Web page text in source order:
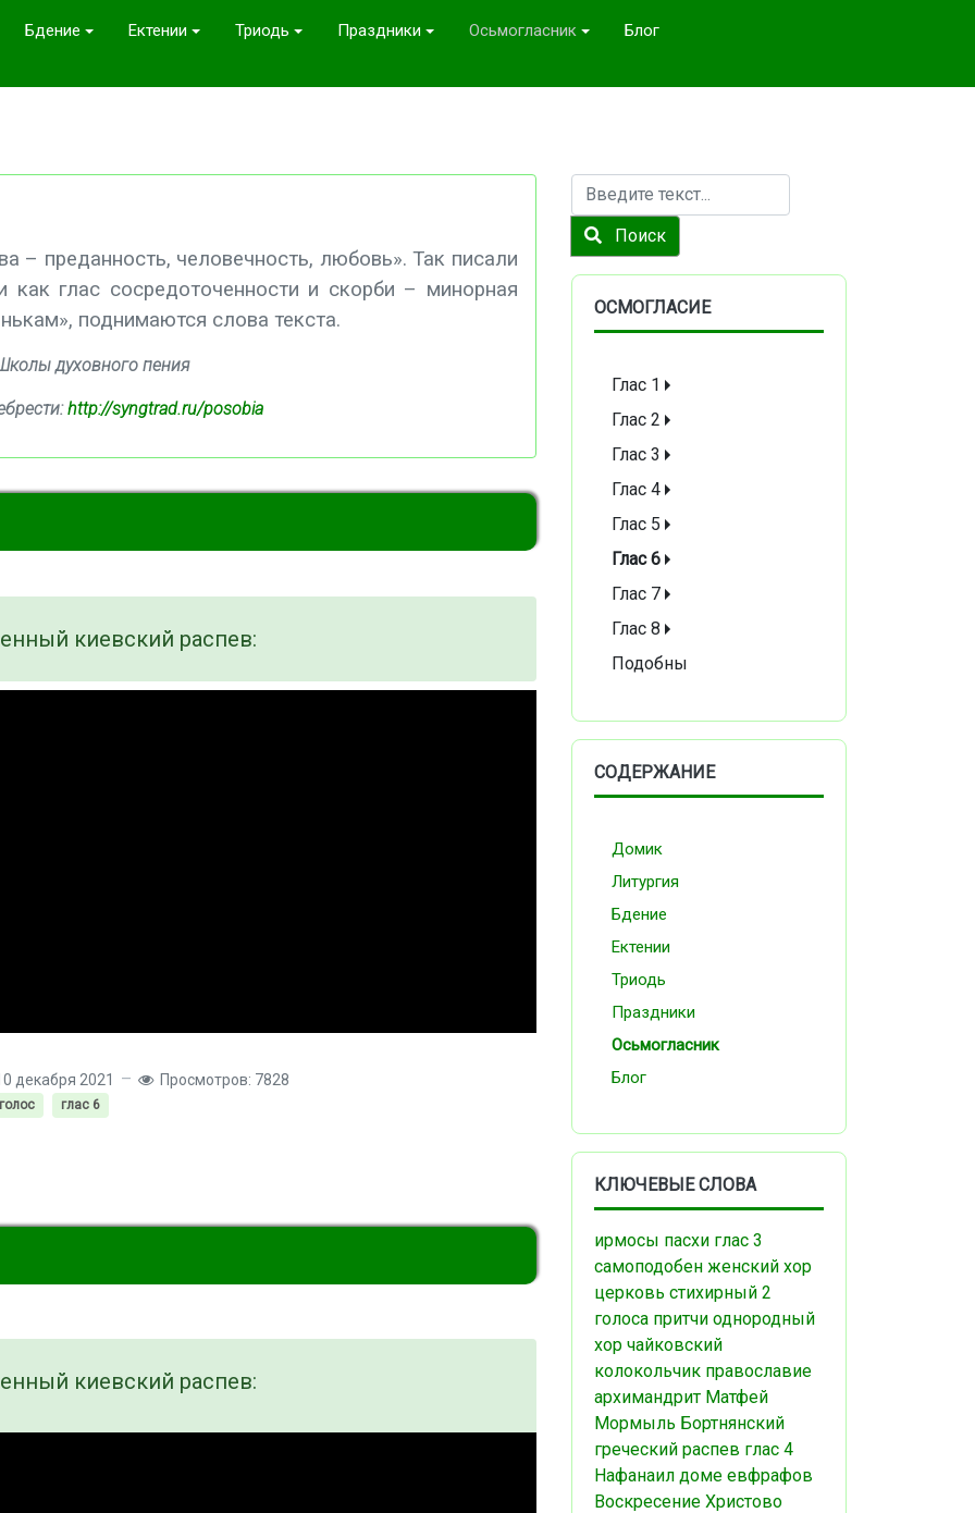
Бдение Ектении Триодь Праздники Осьмогласник Блог
– преданность, человечность, любовь». Так писали
глас сосредоточенности и скорби – минорная
поднимаются слова текста.
духовного пения
http://syngtrad.ru/posobia
киевский распев:
декабря 2021 Просмотров: 7828
глас 6
киевский распев:
Поиск
Поиск
ОСМОГЛАСИЕ
Глас 1
Глас 2
Глас 3
Глас 4
Глас 5
Глас 6
Глас 7
Глас 8
Подобны
СОДЕРЖАНИЕ
Домик
Литургия
Бдение
Ектении
Триодь
Праздники
Осьмогласник
Блог
КЛЮЧЕВЫЕ СЛОВА
ирмосы пасхи глас 3
самоподобен женский хор
церковь стихирный 2
голоса притчи однородный
хор чайковский
колокольчик православие
архимандрит Матфей
Мормыль Бортнянский
греческий распев глас 4
Нафанаил доме евфрафов
Воскресение Христово